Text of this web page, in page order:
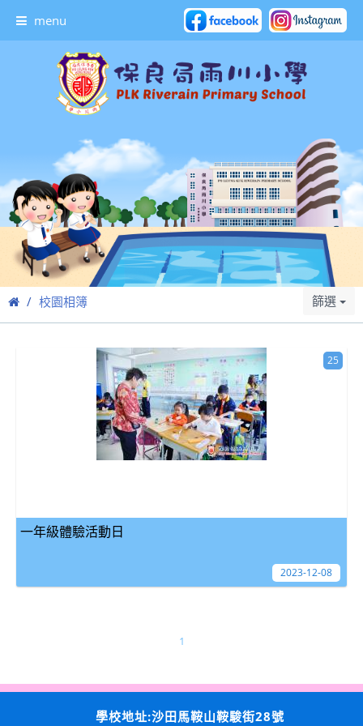
menu
校園相簿 篩選
一年級體驗活動日
25
2023-12-08
1
學校地址:沙田馬鞍山鞍駿街28號